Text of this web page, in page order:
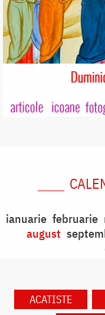
ianuarie februarie
august
ACATISTE